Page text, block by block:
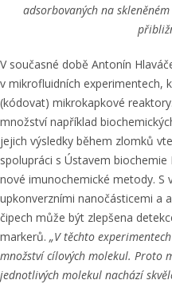
adsorbovaných na
V současné době Antonín
v mikrofluidních experimentech,
(kódovat) mikrokapkové
množství například
jejich výsledky během zlomků
spolupráci s Ústavem
nové imunochemické metody.
upkonverzními nanočásticemi a
čipech může být zlepšena
markerů. „V těchto
množství cílových molekul. Proto
jednotlivých molekul nachází